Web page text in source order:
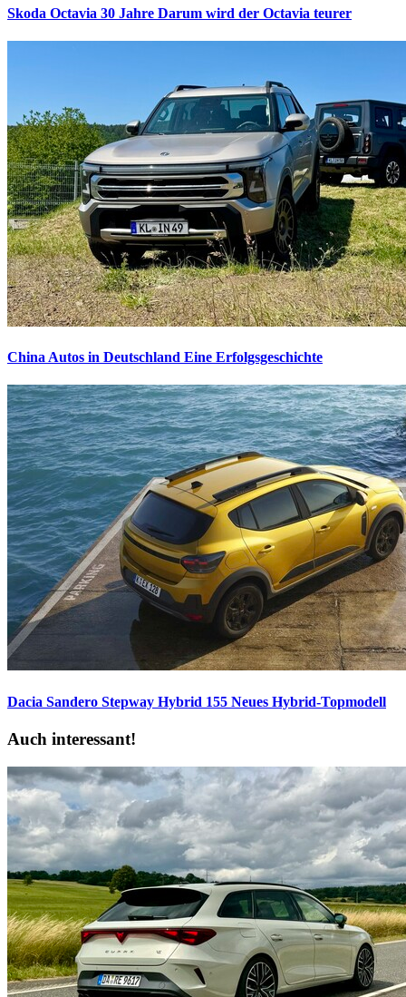
Skoda Octavia 30 Jahre Darum wird der Octavia teurer
China Autos in Deutschland Eine Erfolgsgeschichte
Dacia Sandero Stepway Hybrid 155 Neues Hybrid-Topmodell
Auch interessant!